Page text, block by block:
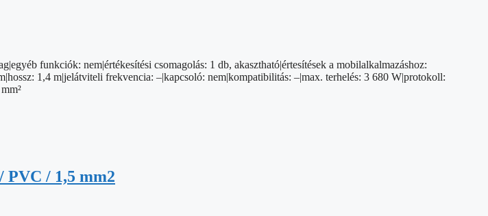
funkciók: nem|értékesítési csomagolás: 1 db, akasztható|értesítések a mobilalkalmazáshoz:
1,4 m|jelátviteli frekvencia: –|kapcsoló: nem|kompatibilitás: –|max. terhelés: 3 680 W|protokoll:
PVC / 1,5 mm2